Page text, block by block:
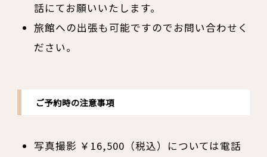
話にてお願いいたします。
旅館への出張も可能ですのでお問い合わせく
ださい。
ご予約時の注意事項
写真撮影 ￥16,500（税込）については電話